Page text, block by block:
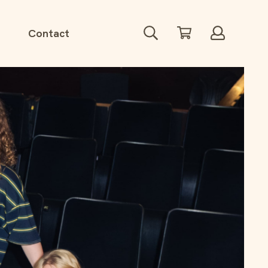
Contact Zoeken Winkelwagen
Account